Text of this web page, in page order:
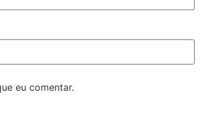
eu comentar.